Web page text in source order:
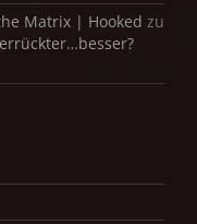
Matrix | Hooked zu